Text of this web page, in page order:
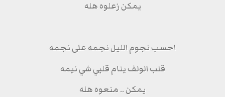
يمكن زعلوه هله
احسب نجوم الليل نجمه على نجمه
قلب الولف ينام قلبي شي نيمه
يمكن .. منعوه هله